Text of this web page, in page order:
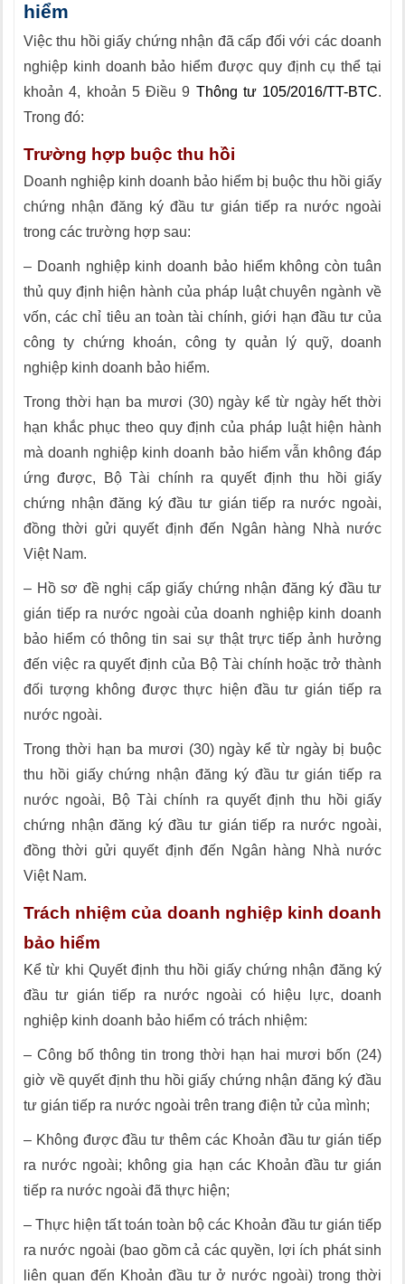
hiểm
Việc thu hồi giấy chứng nhận đã cấp đối với các doanh
nghiệp kinh doanh bảo hiểm được quy định cụ thể tại
khoản 4, khoản 5 Điều 9 Thông tư 105/2016/TT-BTC.
Trong đó:
Trường hợp buộc thu hồi
Doanh nghiệp kinh doanh bảo hiểm bị buộc thu hồi giấy
chứng nhận đăng ký đầu tư gián tiếp ra nước ngoài
trong các trường hợp sau:
– Doanh nghiệp kinh doanh bảo hiểm không còn tuân
thủ quy định hiện hành của pháp luật chuyên ngành về
vốn, các chỉ tiêu an toàn tài chính, giới hạn đầu tư của
công ty chứng khoán, công ty quản lý quỹ, doanh
nghiệp kinh doanh bảo hiểm.
Trong thời hạn ba mươi (30) ngày kể từ ngày hết thời
hạn khắc phục theo quy định của pháp luật hiện hành
mà doanh nghiệp kinh doanh bảo hiểm vẫn không đáp
ứng được, Bộ Tài chính ra quyết định thu hồi giấy
chứng nhận đăng ký đầu tư gián tiếp ra nước ngoài,
đồng thời gửi quyết định đến Ngân hàng Nhà nước
Việt Nam.
– Hồ sơ đề nghị cấp giấy chứng nhận đăng ký đầu tư
gián tiếp ra nước ngoài của doanh nghiệp kinh doanh
bảo hiểm có thông tin sai sự thật trực tiếp ảnh hưởng
đến việc ra quyết định của Bộ Tài chính hoặc trở thành
đối tượng không được thực hiện đầu tư gián tiếp ra
nước ngoài.
Trong thời hạn ba mươi (30) ngày kể từ ngày bị buộc
thu hồi giấy chứng nhận đăng ký đầu tư gián tiếp ra
nước ngoài, Bộ Tài chính ra quyết định thu hồi giấy
chứng nhận đăng ký đầu tư gián tiếp ra nước ngoài,
đồng thời gửi quyết định đến Ngân hàng Nhà nước
Việt Nam.
Trách nhiệm của doanh nghiệp kinh doanh
bảo hiểm
Kể từ khi Quyết định thu hồi giấy chứng nhận đăng ký
đầu tư gián tiếp ra nước ngoài có hiệu lực, doanh
nghiệp kinh doanh bảo hiểm có trách nhiệm:
– Công bố thông tin trong thời hạn hai mươi bốn (24)
giờ về quyết định thu hồi giấy chứng nhận đăng ký đầu
tư gián tiếp ra nước ngoài trên trang điện tử của mình;
– Không được đầu tư thêm các Khoản đầu tư gián tiếp
ra nước ngoài; không gia hạn các Khoản đầu tư gián
tiếp ra nước ngoài đã thực hiện;
– Thực hiện tất toán toàn bộ các Khoản đầu tư gián tiếp
ra nước ngoài (bao gồm cả các quyền, lợi ích phát sinh
liên quan đến Khoản đầu tư ở nước ngoài) trong thời